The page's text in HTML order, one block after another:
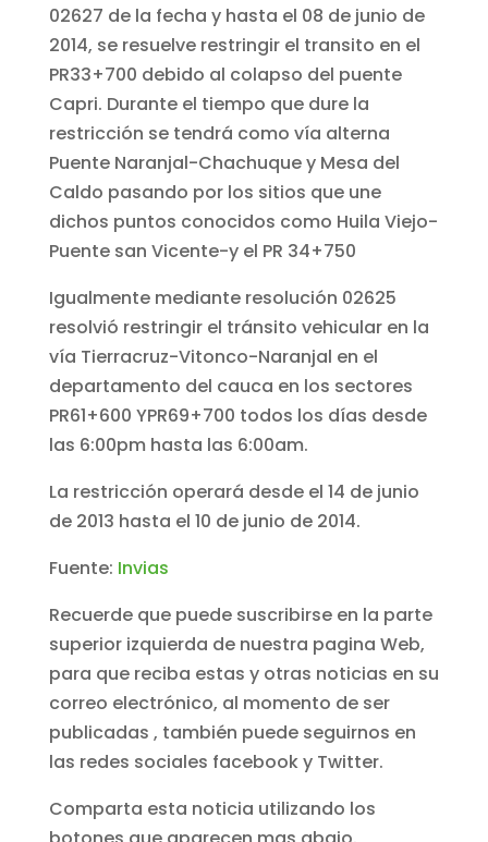
02627 de la fecha y hasta el 08 de junio de
2014, se resuelve restringir el transito en el
PR33+700 debido al colapso del puente
Capri. Durante el tiempo que dure la
restricción se tendrá como vía alterna
Puente Naranjal-Chachuque y Mesa del
Caldo pasando por los sitios que une
dichos puntos conocidos como Huila Viejo-
Puente san Vicente-y el PR 34+750
Igualmente mediante resolución 02625
resolvió restringir el tránsito vehicular en la
vía Tierracruz-Vitonco-Naranjal en el
departamento del cauca en los sectores
PR61+600 YPR69+700 todos los días desde
las 6:00pm hasta las 6:00am.
La restricción operará desde el 14 de junio
de 2013 hasta el 10 de junio de 2014.
Fuente: Invias
Recuerde que puede suscribirse en la parte
superior izquierda de nuestra pagina Web,
para que reciba estas y otras noticias en su
correo electrónico, al momento de ser
publicadas , también puede seguirnos en
las redes sociales facebook y Twitter.
Comparta esta noticia utilizando los